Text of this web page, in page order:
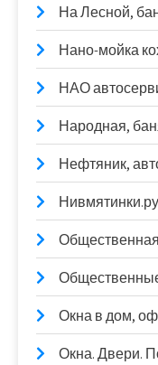
На Лесной,
Нано-мойка
НАО
Народная,
Нефтяник,
Нивмятинки.ру
Окна в дом,
Окна. Двери.